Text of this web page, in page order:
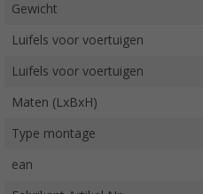
Gewicht
Luifels voor voertuigen
Luifels voor voertuigen
Maten (LxBxH)
Type montage
ean